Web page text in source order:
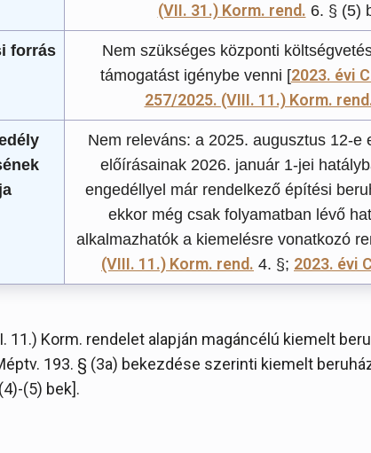
(VII. 31.) Korm. rend. 6. § (5)
forrás
Nem szükséges központi
támogatást igénybe venni [2023. évi
257/2025. (VIII. 11.) Korm.
Nem releváns: a 2025. augusztus 12-e
előírásainak 2026. január 1-jei
engedéllyel már rendelkező építési
ekkor még csak folyamatban lévő
alkalmazhatók a kiemelésre vonatkozó
(VIII. 11.) Korm. rend. 4. §; 2023. évi
11.) Korm. rendelet alapján magáncélú kiemelt
193. § (3a) bekezdése szerinti kiemelt
(5) bek].